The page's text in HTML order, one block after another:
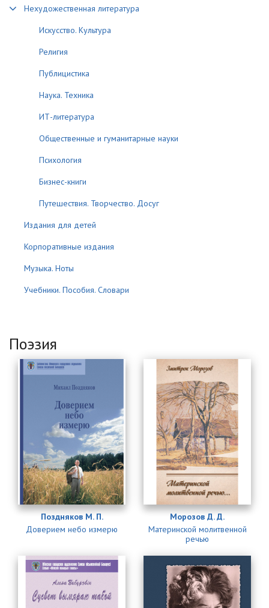
Нехудожественная литература
Искусство. Культура
Религия
Публицистика
Наука. Техника
ИТ-литература
Общественные и гуманитарные науки
Психология
Бизнес-книги
Путешествия. Творчество. Досуг
Издания для детей
Корпоративные издания
Музыка. Ноты
Учебники. Пособия. Словари
Поэзия
Поздняков М. П.
Доверием небо измерю
Морозов Д. Д.
Материнской молитвенной
речью
Страницы